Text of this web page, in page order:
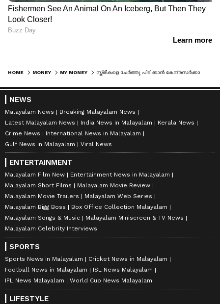
HOME MONEY MY MONEY
NEWS
Malayalam News
Breaking Malayalam News
Latest Malayalam News
India News in Malayalam
Kerala News
Crime News
International News in Malayalam
Gulf News in Malayalam
Viral News
ENTERTAINMENT
Malayalam Film New
Entertainment News in Malayalam
Malayalam Short Films
Malayalam Movie Review
Malayalam Movie Trailers
Malayalam Web Series
Malayalam Bigg Boss
Box Office Collection Malayalam
Malayalam Songs & Music
Malayalam Miniscreen & TV News
Malayalam Celebrity Interviews
SPORTS
Sports News in Malayalam
Cricket News in Malayalam
Football News in Malayalam
ISL News Malayalam
IPL News Malayalam
World Cup News Malayalam
LIFESTYLE